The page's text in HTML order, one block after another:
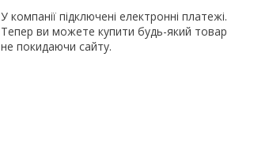
У компанії підключені електронні платежі.
Тепер ви можете купити будь-який товар
не покидаючи сайту.